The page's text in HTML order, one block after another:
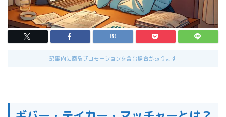
記事内に商品プロモーションを含む場合があります